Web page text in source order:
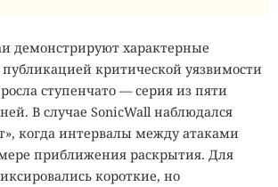
демонстрируют характерные
критической уязвимости
ступенчато — серия из пяти
В случае SonicWall наблюдался
когда интервалы между атаками
приближения раскрытия. Для
короткие, но